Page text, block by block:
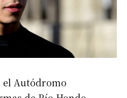
el Autódromo